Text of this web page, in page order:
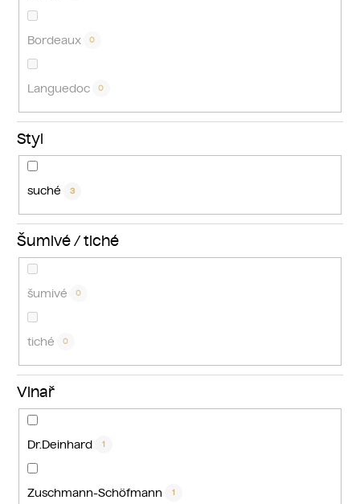
Bordeaux 0
Languedoc 0
Styl
suché 3
Šumivé / tiché
šumivé 0
tiché 0
Vinař
Dr.Deinhard 1
Zuschmann-Schöfmann 1